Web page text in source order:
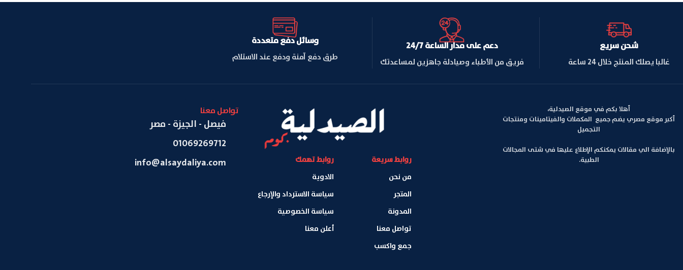
شحن سريع
غالبا يصلك المنتج خلال 24 ساعة
دعم على مدار الساعة 24/7
فريق من الأطباء وصيادلة جاهزين لمساعدتك
وسائل دفع متعددة
طرق دفع آمنة ودفع عند الاستلام
أهلا بكم في موقع الصيدلية،
أكبر موقع مصري يضم جميع المكملات والفيتامينات ومنتجات
التجميل
بالإضافة الي مقالات يمكنكم الإطلاع عليها في شتى المجالات
الطبية.
روابط سريعة
من نحن
المتجر
المدونة
تواصل معنا
جمع واكسب
روابط تهمك
الادوية
سياسة الاسترداد والإرجاع
سياسة الخصوصية
أعلن معنا
تواصل معنا
فيصل - الجيزة - مصر
01069269712
info@alsaydaliya.com